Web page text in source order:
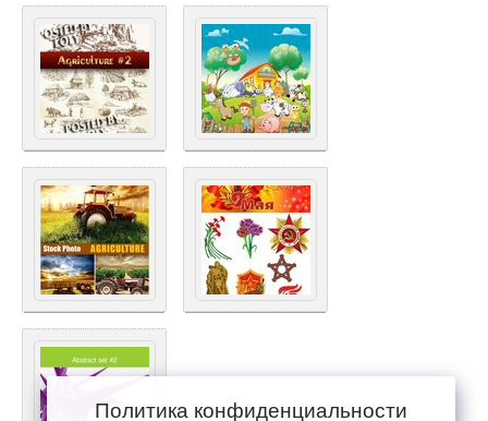
Политика конфиденциальности